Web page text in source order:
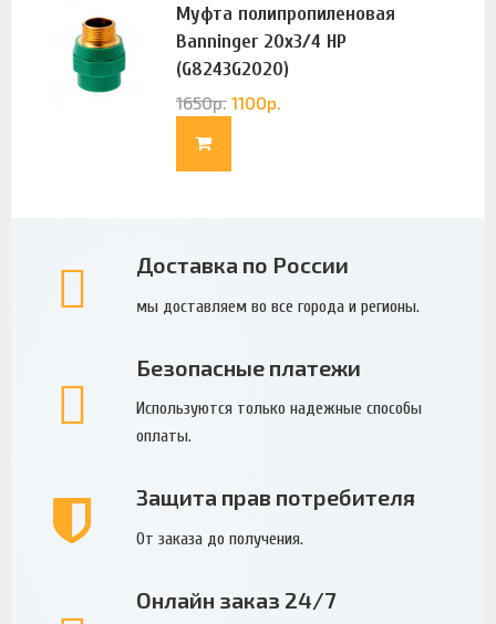
Муфта полипропиленовая
Banninger 20х3/4 НР
(G8243G2020)
1650р. 1100р.
Доставка по России
мы доставляем во все города и регионы.
Безопасные платежи
Используются только надежные способы
оплаты.
Защита прав потребителя
От заказа до получения.
Онлайн заказ 24/7